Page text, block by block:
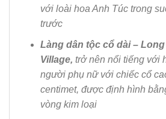
với loài hoa Anh Túc trong
trước
Làng dân tộc cổ dài –
Village, trở nên nổi tiếng với
người phụ nữ với chiếc cổ
centimet, được định hình
vòng kim loại